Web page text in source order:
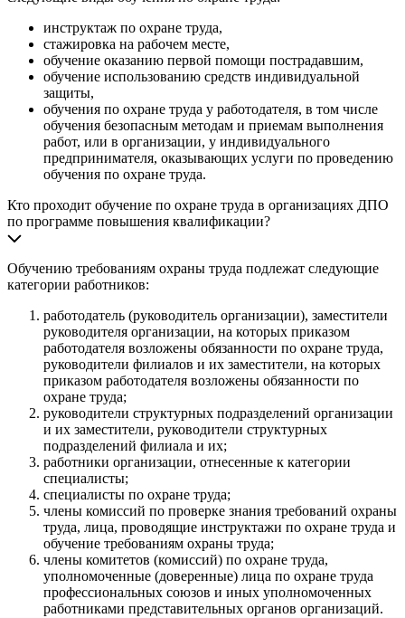
инструктаж по охране труда,
стажировка на рабочем месте,
обучение оказанию первой помощи пострадавшим,
обучение использованию средств индивидуальной
защиты,
обучения по охране труда у работодателя, в том числе
обучения безопасным методам и приемам выполнения
работ, или в организации, у индивидуального
предпринимателя, оказывающих услуги по проведению
обучения по охране труда.
Кто проходит обучение по охране труда в организациях ДПО
по программе повышения квалификации?
Обучению требованиям охраны труда подлежат следующие
категории работников:
работодатель (руководитель организации), заместители
руководителя организации, на которых приказом
работодателя возложены обязанности по охране труда,
руководители филиалов и их заместители, на которых
приказом работодателя возложены обязанности по
охране труда;
руководители структурных подразделений организации
и их заместители, руководители структурных
подразделений филиала и их;
работники организации, отнесенные к категории
специалисты;
специалисты по охране труда;
члены комиссий по проверке знания требований охраны
труда, лица, проводящие инструктажи по охране труда и
обучение требованиям охраны труда;
члены комитетов (комиссий) по охране труда,
уполномоченные (доверенные) лица по охране труда
профессиональных союзов и иных уполномоченных
работниками представительных органов организаций.